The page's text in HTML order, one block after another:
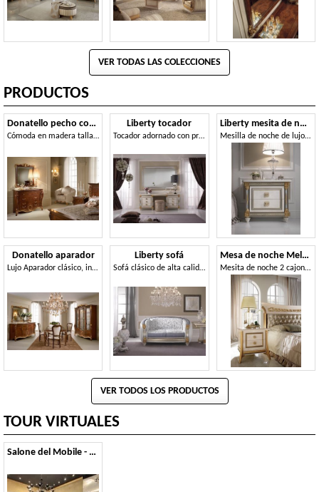
VER TODAS LAS COLECCIONES
PRODUCTOS
Donatello pecho con cajones
Cómoda en madera tallada, de estilo neoclásico de lujo, para el dormitorio
Liberty tocador
Tocador adornado con práctico estante plegable con espejo decorativo, estilo clásico y decorado a mano
Liberty mesita de noche
Mesilla de noche de lujo en madera, con un estilo clásico, hoteles y salas de prestigio
Donatello aparador
Lujo Aparador clásico, incrustaciones y tallas hechas a mano, tapa de cristal
Liberty sofá
Sofá clásico de alta calidad, tapicería personalizable en telas preciosas, para la sala de estar y zonas de espera
Mesa de noche Melodia
Mesita de noche 2 cajones, para habitaciones clásicas
VER TODOS LOS PRODUCTOS
TOUR VIRTUALES
Salone del Mobile - 2013